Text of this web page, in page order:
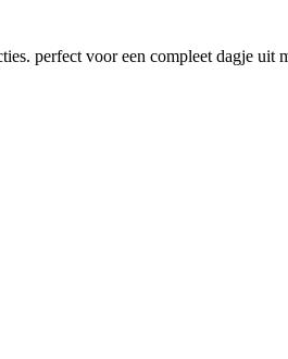
perfect voor een compleet dagje uit